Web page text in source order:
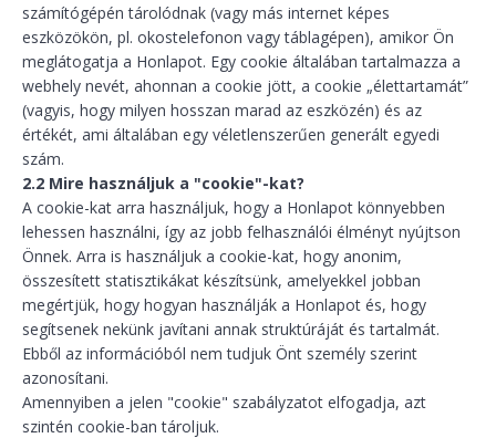
számítógépén tárolódnak (vagy más internet képes
eszközökön, pl. okostelefonon vagy táblagépen), amikor Ön
meglátogatja a Honlapot. Egy cookie általában tartalmazza a
webhely nevét, ahonnan a cookie jött, a cookie „élettartamát”
(vagyis, hogy milyen hosszan marad az eszközén) és az
értékét, ami általában egy véletlenszerűen generált egyedi
szám.
2.2 Mire használjuk a "cookie"-kat?
A cookie-kat arra használjuk, hogy a Honlapot könnyebben
lehessen használni, így az jobb felhasználói élményt nyújtson
Önnek. Arra is használjuk a cookie-kat, hogy anonim,
összesített statisztikákat készítsünk, amelyekkel jobban
megértjük, hogy hogyan használják a Honlapot és, hogy
segítsenek nekünk javítani annak struktúráját és tartalmát.
Ebből az információból nem tudjuk Önt személy szerint
azonosítani.
Amennyiben a jelen "cookie" szabályzatot elfogadja, azt
szintén cookie-ban tároljuk.